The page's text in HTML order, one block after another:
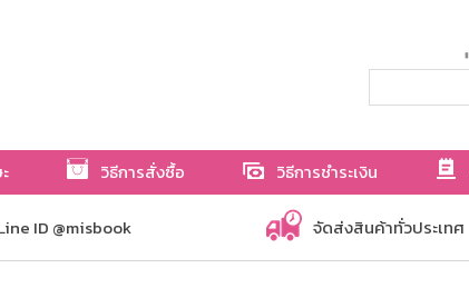
วิธีการสั่งซื้อ วิธีการชำระเงิน
ID @misbook จัดส่งสินค้าทั่วประเทศ